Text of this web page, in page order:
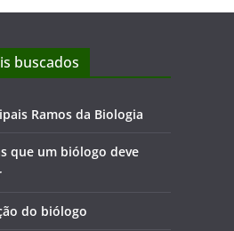
buscados
Ramos da Biologia
que um biólogo deve
do biólogo